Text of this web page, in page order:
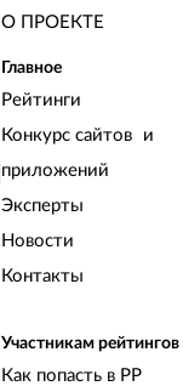
О ПРОЕКТЕ
Главное
Рейтинги
Конкурс сайтов и
приложений
Эксперты
Новости
Контакты
Участникам рейтингов
Как попасть в РР